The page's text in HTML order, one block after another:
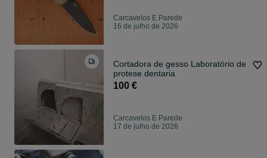
Carcavelos E Parede
16 de julho de 2026
Cortadora de gesso Laboratório de
protese dentaria
100 €
Carcavelos E Parede
17 de julho de 2026